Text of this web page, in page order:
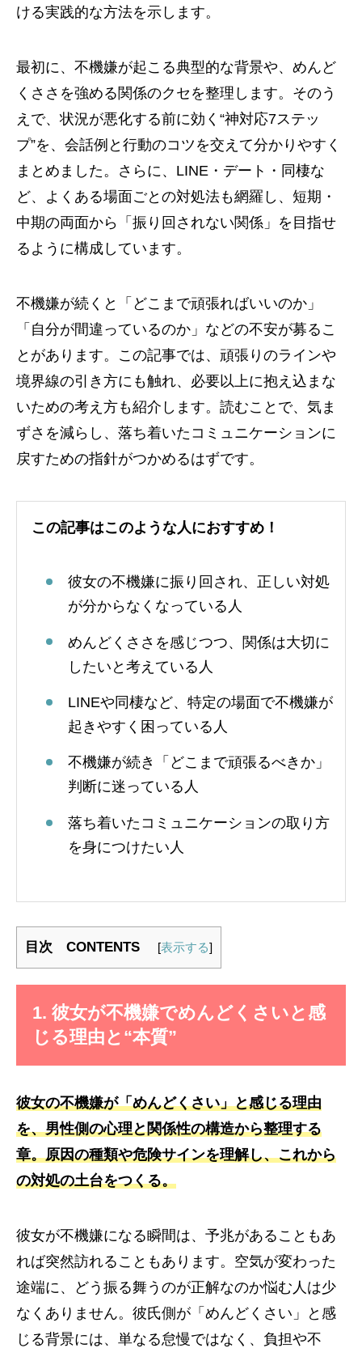
ける実践的な方法を示します。
最初に、不機嫌が起こる典型的な背景や、めんど
くささを強める関係のクセを整理します。そのう
えで、状況が悪化する前に効く“神対応7ステッ
プ”を、会話例と行動のコツを交えて分かりやすく
まとめました。さらに、LINE・デート・同棲な
ど、よくある場面ごとの対処法も網羅し、短期・
中期の両面から「振り回されない関係」を目指せ
るように構成しています。
不機嫌が続くと「どこまで頑張ればいいのか」
「自分が間違っているのか」などの不安が募るこ
とがあります。この記事では、頑張りのラインや
境界線の引き方にも触れ、必要以上に抱え込まな
いための考え方も紹介します。読むことで、気ま
ずさを減らし、落ち着いたコミュニケーションに
戻すための指針がつかめるはずです。
この記事はこのような人におすすめ！
彼女の不機嫌に振り回され、正しい対処
が分からなくなっている人
めんどくささを感じつつ、関係は大切に
したいと考えている人
LINEや同棲など、特定の場面で不機嫌が
起きやすく困っている人
不機嫌が続き「どこまで頑張るべきか」
判断に迷っている人
落ち着いたコミュニケーションの取り方
を身につけたい人
目次 CONTENTS [表示する]
1. 彼女が不機嫌でめんどくさいと感
じる理由と“本質”
彼女の不機嫌が「めんどくさい」と感じる理由
を、男性側の心理と関係性の構造から整理する
章。原因の種類や危険サインを理解し、これから
の対処の土台をつくる。
彼女が不機嫌になる瞬間は、予兆があることもあ
れば突然訪れることもあります。空気が変わった
途端に、どう振る舞うのが正解なのか悩む人は少
なくありません。彼氏側が「めんどくさい」と感
じる背景には、単なる怠慢ではなく、負担や不